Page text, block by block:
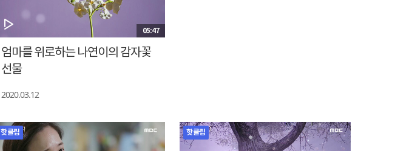
05:47
엄마를 위로하는 나연이의 감자꽃
선물
2020.03.12
핫클립 핫클립